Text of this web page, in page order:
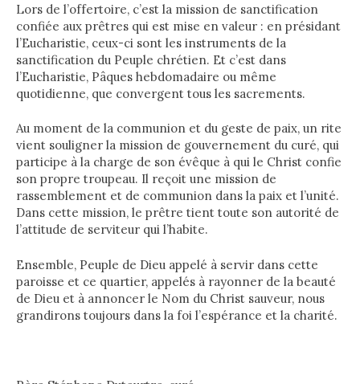
Lors de l’offertoire, c’est la mission de sanctification
confiée aux prêtres qui est mise en valeur : en présidant
l’Eucharistie, ceux-ci sont les instruments de la
sanctification du Peuple chrétien. Et c’est dans
l’Eucharistie, Pâques hebdomadaire ou même
quotidienne, que convergent tous les sacrements.
Au moment de la communion et du geste de paix, un rite
vient souligner la mission de gouvernement du curé, qui
participe à la charge de son évêque à qui le Christ confie
son propre troupeau. Il reçoit une mission de
rassemblement et de communion dans la paix et l’unité.
Dans cette mission, le prêtre tient toute son autorité de
l’attitude de serviteur qui l’habite.
Ensemble, Peuple de Dieu appelé à servir dans cette
paroisse et ce quartier, appelés à rayonner de la beauté
de Dieu et à annoncer le Nom du Christ sauveur, nous
grandirons toujours dans la foi l’espérance et la charité.